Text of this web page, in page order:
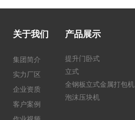
关于我们
集团简介
实力厂区
企业资质
客户案例
产品展示
提升门卧式
立式
全钢板立式金属打包机
泡沫压块机